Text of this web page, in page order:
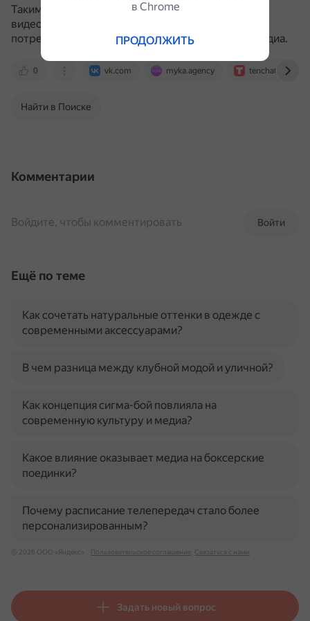
Таким образом, феномен популярности коротких
видеороликов отражает изменения в способах
потребления информации и взаимодействия с медиа.
0 vk.com myka.agency tenchat.ru
Найти в Поиске
Комментарии
Войти
Войдите, чтобы комментировать
Ещё по теме
Как сочетать натуральные оттенки в одежде с
современными аксессуарами?
В чем разница между клубной модой и уличной?
Как концепция сигма-бой повлияла на
современную культуру и медиа?
Какое влияние оказывает медиа на боксерские
поединки?
Почему расписание телепередач стало более
персонализированным?
© 2026 ООО «Яндекс» Пользовательское соглашение Связаться с нами
Задать новый вопрос
в Сhrome
ПРОДОЛЖИТЬ